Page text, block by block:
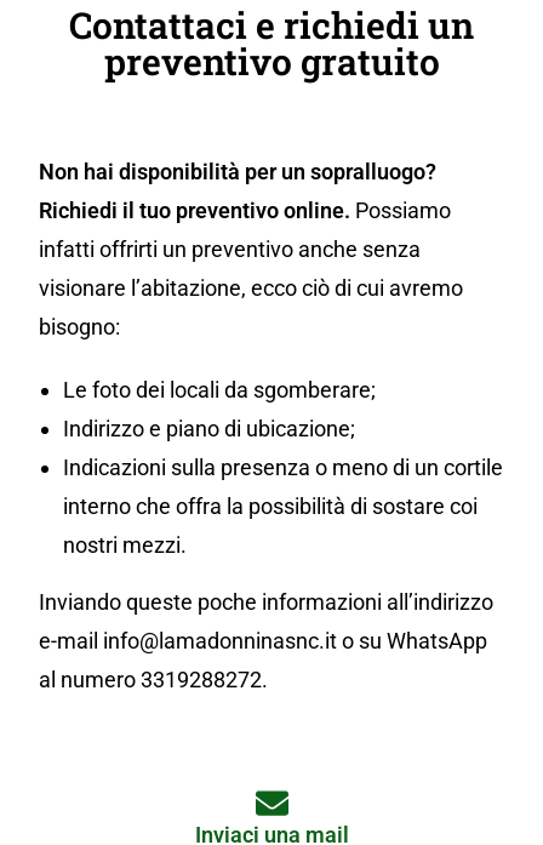
Contattaci e richiedi un
preventivo gratuito
Non hai disponibilità per un sopralluogo?
Richiedi il tuo preventivo online. Possiamo
infatti offrirti un preventivo anche senza
visionare l’abitazione, ecco ciò di cui avremo
bisogno:
Le foto dei locali da sgomberare;
Indirizzo e piano di ubicazione;
Indicazioni sulla presenza o meno di un cortile
interno che offra la possibilità di sostare coi
nostri mezzi.
Inviando queste poche informazioni all’indirizzo
e-mail info@lamadonninasnc.it o su WhatsApp
al numero 3319288272.
Inviaci una mail